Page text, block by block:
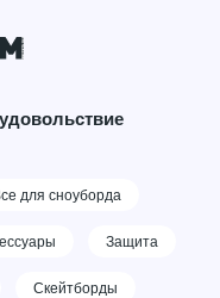
для сноуборда
Защита
Скейтборды